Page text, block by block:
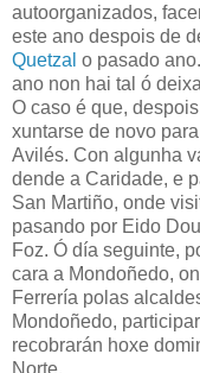
autoorganizados,
este ano despois de
Quetzal o pasado
ano non hai tal ó
O caso é que,
xuntarse de novo
Avilés. Con algunha
dende a Caridade, e
San Martiño, onde
pasando por Eido
Foz. Ó día seguinte,
cara a Mondoñedo,
Ferrería polas
Mondoñedo,
recobrarán hoxe
Norte.